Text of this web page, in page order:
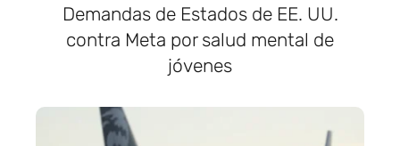
Demandas de Estados de EE. UU.
contra Meta por salud mental de
jóvenes